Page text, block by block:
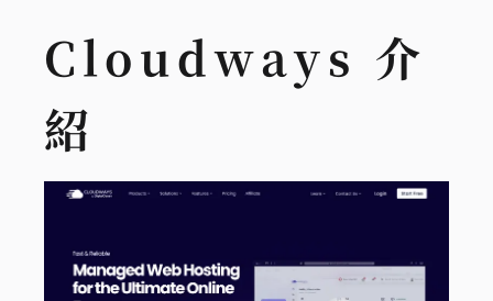
Cloudways 介
紹